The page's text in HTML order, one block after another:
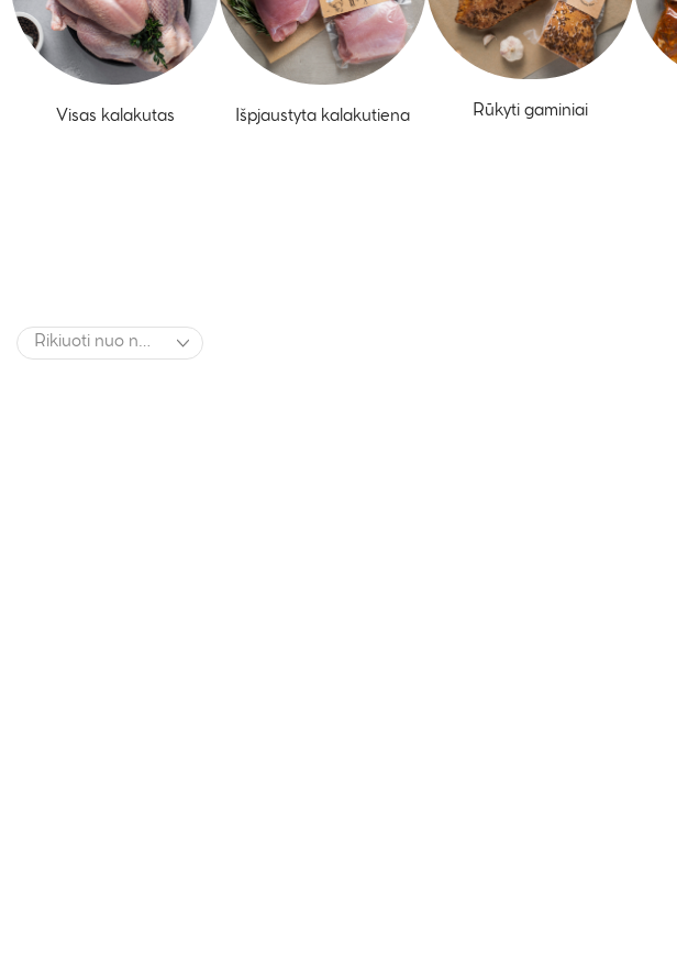
Visas kalakutas Išpjaustyta kalakutiena Rūkyti gaminiai